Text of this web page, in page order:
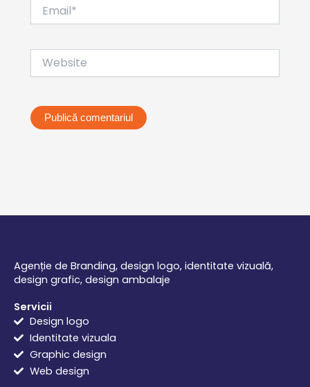
Agenție de Branding, design logo, identitate vizuală,
design grafic, design ambalaje
Servicii
Design logo
Identitate vizuala
Graphic design
Web design